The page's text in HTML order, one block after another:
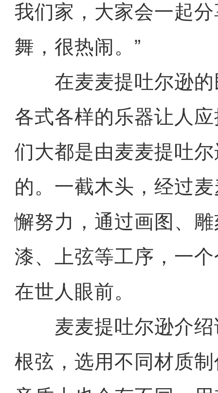
我们家，大家会一起
舞，很热闹。”
在麦麦提吐尔逊的
各式各样的乐器让人
们大都是由麦麦提吐
的。一截木头，经过
懈努力，通过画图、
漆、上弦等工序，一
在世人眼前。
麦麦提吐尔逊介绍
根弦，选用不同材质